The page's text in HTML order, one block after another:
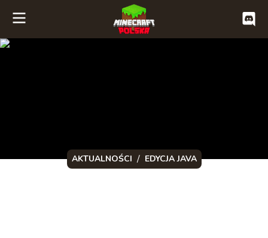
AKTUALNOŚCI / EDYCJA JAVA